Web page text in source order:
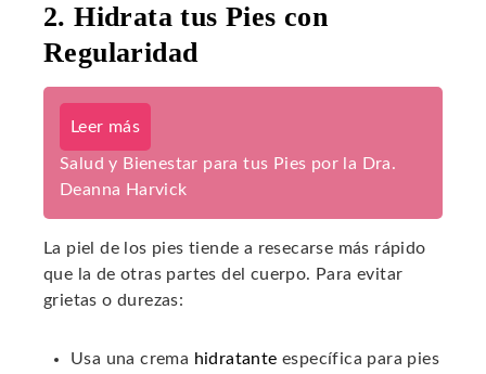
2. Hidrata tus Pies con
Regularidad
Leer más
Salud y Bienestar para tus Pies por la Dra.
Deanna Harvick
La piel de los pies tiende a resecarse más rápido
que la de otras partes del cuerpo. Para evitar
grietas o durezas:
Usa una crema hidratante específica para pies